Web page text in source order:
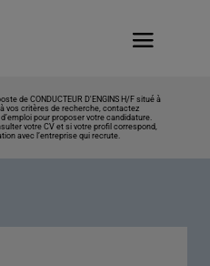
de CONDUCTEUR D'ENGINS H/F situé à
vos critères de recherche, contactez
pour proposer votre candidature.
votre CV et si votre profil correspond,
avec l’entreprise qui recrute.